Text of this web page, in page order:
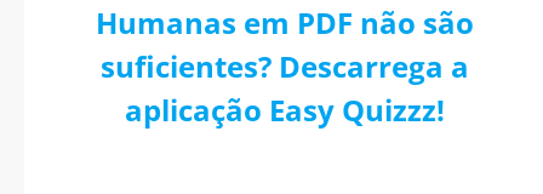
Humanas em PDF não são
suficientes? Descarrega a
aplicação Easy Quizzz!